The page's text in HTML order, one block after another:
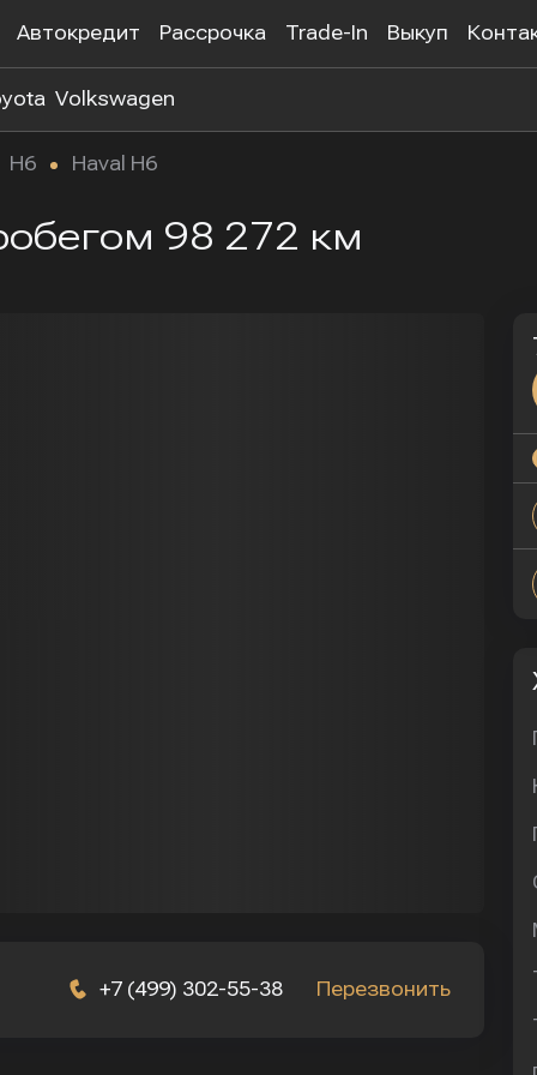
Автокредит Рассрочка Trade-In Выкуп
Volkswagen
H6 Haval H6
98 272 км
+7 (499) 302-55-38 Перезвонить